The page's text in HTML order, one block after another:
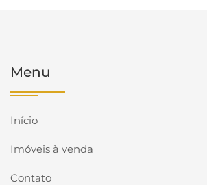
Menu
Início
Imóveis à venda
Contato